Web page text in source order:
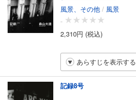
風景、その他 / 風景
-
2,310円 (税込)
あらすじを表示する
記録8号